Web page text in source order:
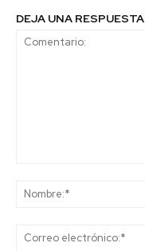
DEJA UNA RESPUESTA